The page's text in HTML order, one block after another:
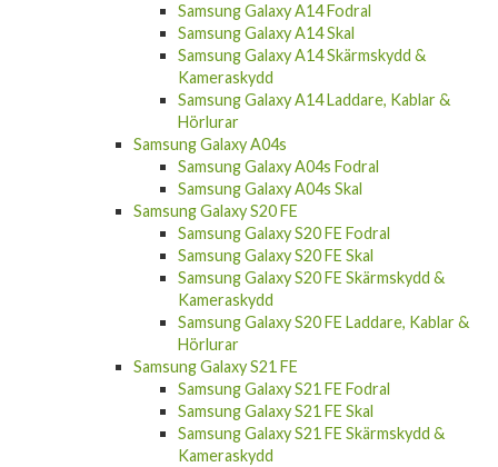
Samsung Galaxy A14 Fodral
Samsung Galaxy A14 Skal
Samsung Galaxy A14 Skärmskydd &
Kameraskydd
Samsung Galaxy A14 Laddare, Kablar &
Hörlurar
Samsung Galaxy A04s
Samsung Galaxy A04s Fodral
Samsung Galaxy A04s Skal
Samsung Galaxy S20 FE
Samsung Galaxy S20 FE Fodral
Samsung Galaxy S20 FE Skal
Samsung Galaxy S20 FE Skärmskydd &
Kameraskydd
Samsung Galaxy S20 FE Laddare, Kablar &
Hörlurar
Samsung Galaxy S21 FE
Samsung Galaxy S21 FE Fodral
Samsung Galaxy S21 FE Skal
Samsung Galaxy S21 FE Skärmskydd &
Kameraskydd